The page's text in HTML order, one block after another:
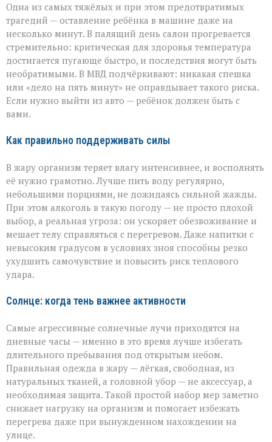
Одна из самых тяжёлых и при этом предотвратимых
трагедий — оставление ребёнка в машине даже на
несколько минут. В палящий день салон прогревается
стремительно: критическая для здоровья температура
достигается пугающе быстро, и последствия могут быть
необратимыми. В МВД подчёркивают: никакая спешка
или «дело на пять минут» не оправдывает такого риска.
Если нужно выйти из авто — ребёнок должен быть с
вами.
Как правильно поддерживать силы
В жару организм теряет влагу интенсивнее, и восполнять
её нужно грамотно. Лучше пить воду регулярно,
небольшими порциями, не дожидаясь сильной жажды.
При этом алкоголь в такую погоду — не просто плохой
выбор, а реальная угроза: он ускоряет обезвоживание и
мешает телу справляться с перегревом. Даже напитки с
невысоким градусом в условиях зноя способны резко
ухудшить самочувствие и повысить риск теплового
удара.
Солнце: когда тень важнее активности
Самые агрессивные солнечные лучи приходятся на
дневные часы — именно в это время лучше избегать
длительного пребывания под открытым небом.
Правильная одежда в жару — лёгкая, свободная, из
натуральных тканей, а головной убор — не аксессуар, а
необходимая защита. Такой простой набор мер заметно
снижает нагрузку на организм и помогает избежать
перегрева даже при вынужденном нахождении на
улице.